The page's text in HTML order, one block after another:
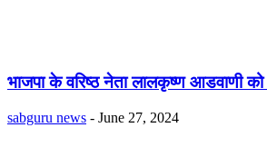
भाजपा के वरिष्ठ नेता लालकृष्ण आडवाणी
sabguru news - June 27, 2024